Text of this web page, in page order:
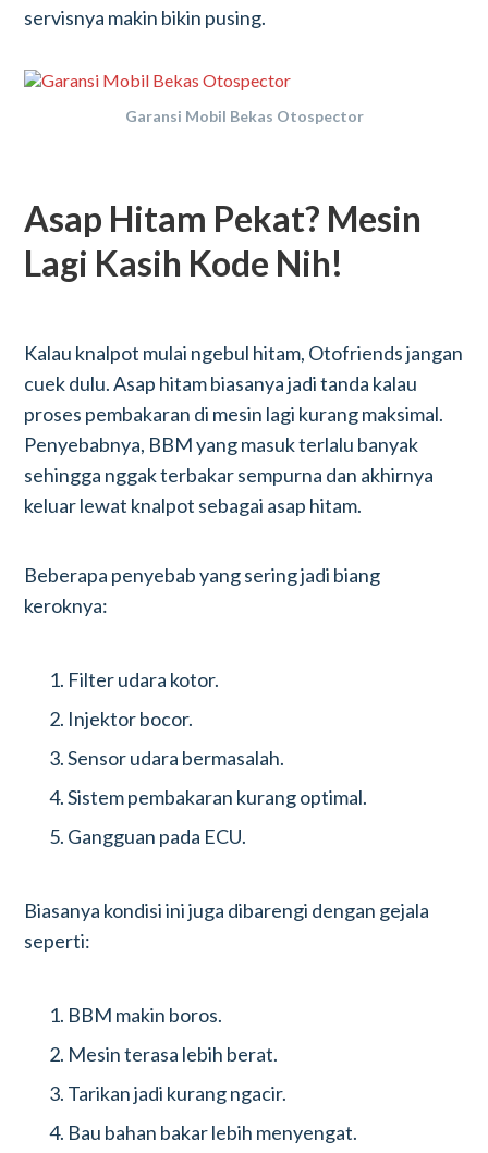
servisnya makin bikin pusing.
Garansi Mobil Bekas Otospector
Asap Hitam Pekat? Mesin
Lagi Kasih Kode Nih!
Kalau knalpot mulai ngebul hitam, Otofriends jangan
cuek dulu. Asap hitam biasanya jadi tanda kalau
proses pembakaran di mesin lagi kurang maksimal.
Penyebabnya, BBM yang masuk terlalu banyak
sehingga nggak terbakar sempurna dan akhirnya
keluar lewat knalpot sebagai asap hitam.
Beberapa penyebab yang sering jadi biang
keroknya:
Filter udara kotor.
Injektor bocor.
Sensor udara bermasalah.
Sistem pembakaran kurang optimal.
Gangguan pada ECU.
Biasanya kondisi ini juga dibarengi dengan gejala
seperti:
BBM makin boros.
Mesin terasa lebih berat.
Tarikan jadi kurang ngacir.
Bau bahan bakar lebih menyengat.